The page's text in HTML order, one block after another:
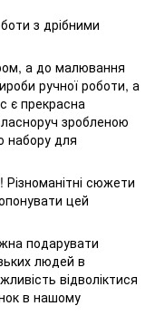
з дрібними
а до малювання
ручної роботи, а
є прекрасна
зробленою
набору для
Різноманітні сюжети
цей
подарувати
людей в
відволіктися
в нашому